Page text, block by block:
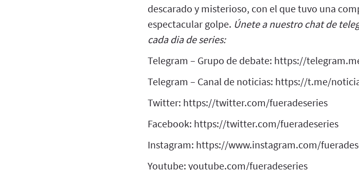
descarado y misterioso, con el que tuvo una
espectacular golpe. Únete a nuestro chat de
cada dia de series:
Telegram – Grupo de debate: https://
Telegram – Canal de noticias: https://t.me/
Twitter: https://twitter.com/fueradeseries
Facebook: https://twitter.com/fueradeseries
Instagram: https://www.instagram.com/
Youtube: youtube.com/fueradeseries